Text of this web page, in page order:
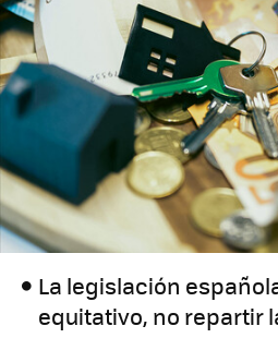
La legislación
equitativo, no repartir